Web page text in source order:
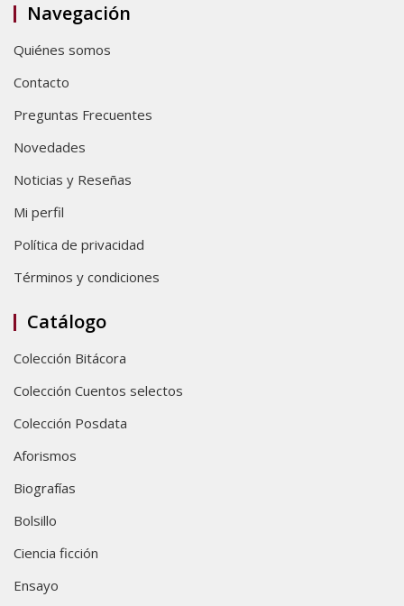
Navegación
Quiénes somos
Contacto
Preguntas Frecuentes
Novedades
Noticias y Reseñas
Mi perfil
Política de privacidad
Términos y condiciones
Catálogo
Colección Bitácora
Colección Cuentos selectos
Colección Posdata
Aforismos
Biografías
Bolsillo
Ciencia ficción
Ensayo